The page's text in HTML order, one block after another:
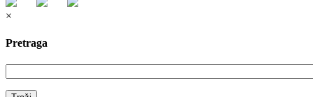
×
Pretraga